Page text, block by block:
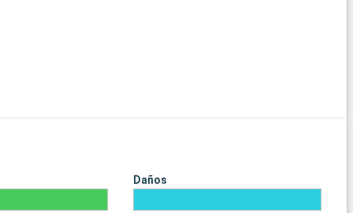
Daños